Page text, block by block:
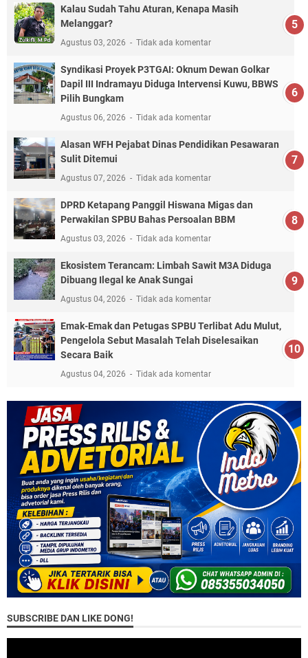
Kalau Sudah Tahu Aturan, Kenapa Masih
Melanggar?
Agustus 03, 2026 Tidak ada komentar
Syndikasi Proyek P3TGAI: Oknum Dewan Golkar
Dapil III Indramayu Diduga Intervensi Kuwu, BBWS
Pilih Bungkam
Agustus 06, 2026 Tidak ada komentar
Alasan WFH Pejabat Dinas Pendidikan Pesawaran
Sulit Ditemui
Agustus 07, 2026 Tidak ada komentar
DPRD Ketapang Panggil Hiswana Migas dan
Perwakilan SPBU Bahas Persoalan BBM
Agustus 03, 2026 Tidak ada komentar
Ekosistem Terancam: Limbah Sawit M3A Diduga
Dibuang Ilegal ke Anak Sungai
Agustus 04, 2026 Tidak ada komentar
Emak-Emak dan Petugas SPBU Terlibat Adu Mulut,
Pengelola Sebut Masalah Telah Diselesaikan
Secara Baik
Agustus 04, 2026 Tidak ada komentar
SUBSCRIBE DAN LIKE DONG!